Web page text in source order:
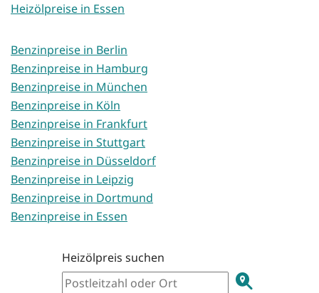
Heizölpreise in Essen
Benzinpreise in Berlin
Benzinpreise in Hamburg
Benzinpreise in München
Benzinpreise in Köln
Benzinpreise in Frankfurt
Benzinpreise in Stuttgart
Benzinpreise in Düsseldorf
Benzinpreise in Leipzig
Benzinpreise in Dortmund
Benzinpreise in Essen
Heizölpreis suchen